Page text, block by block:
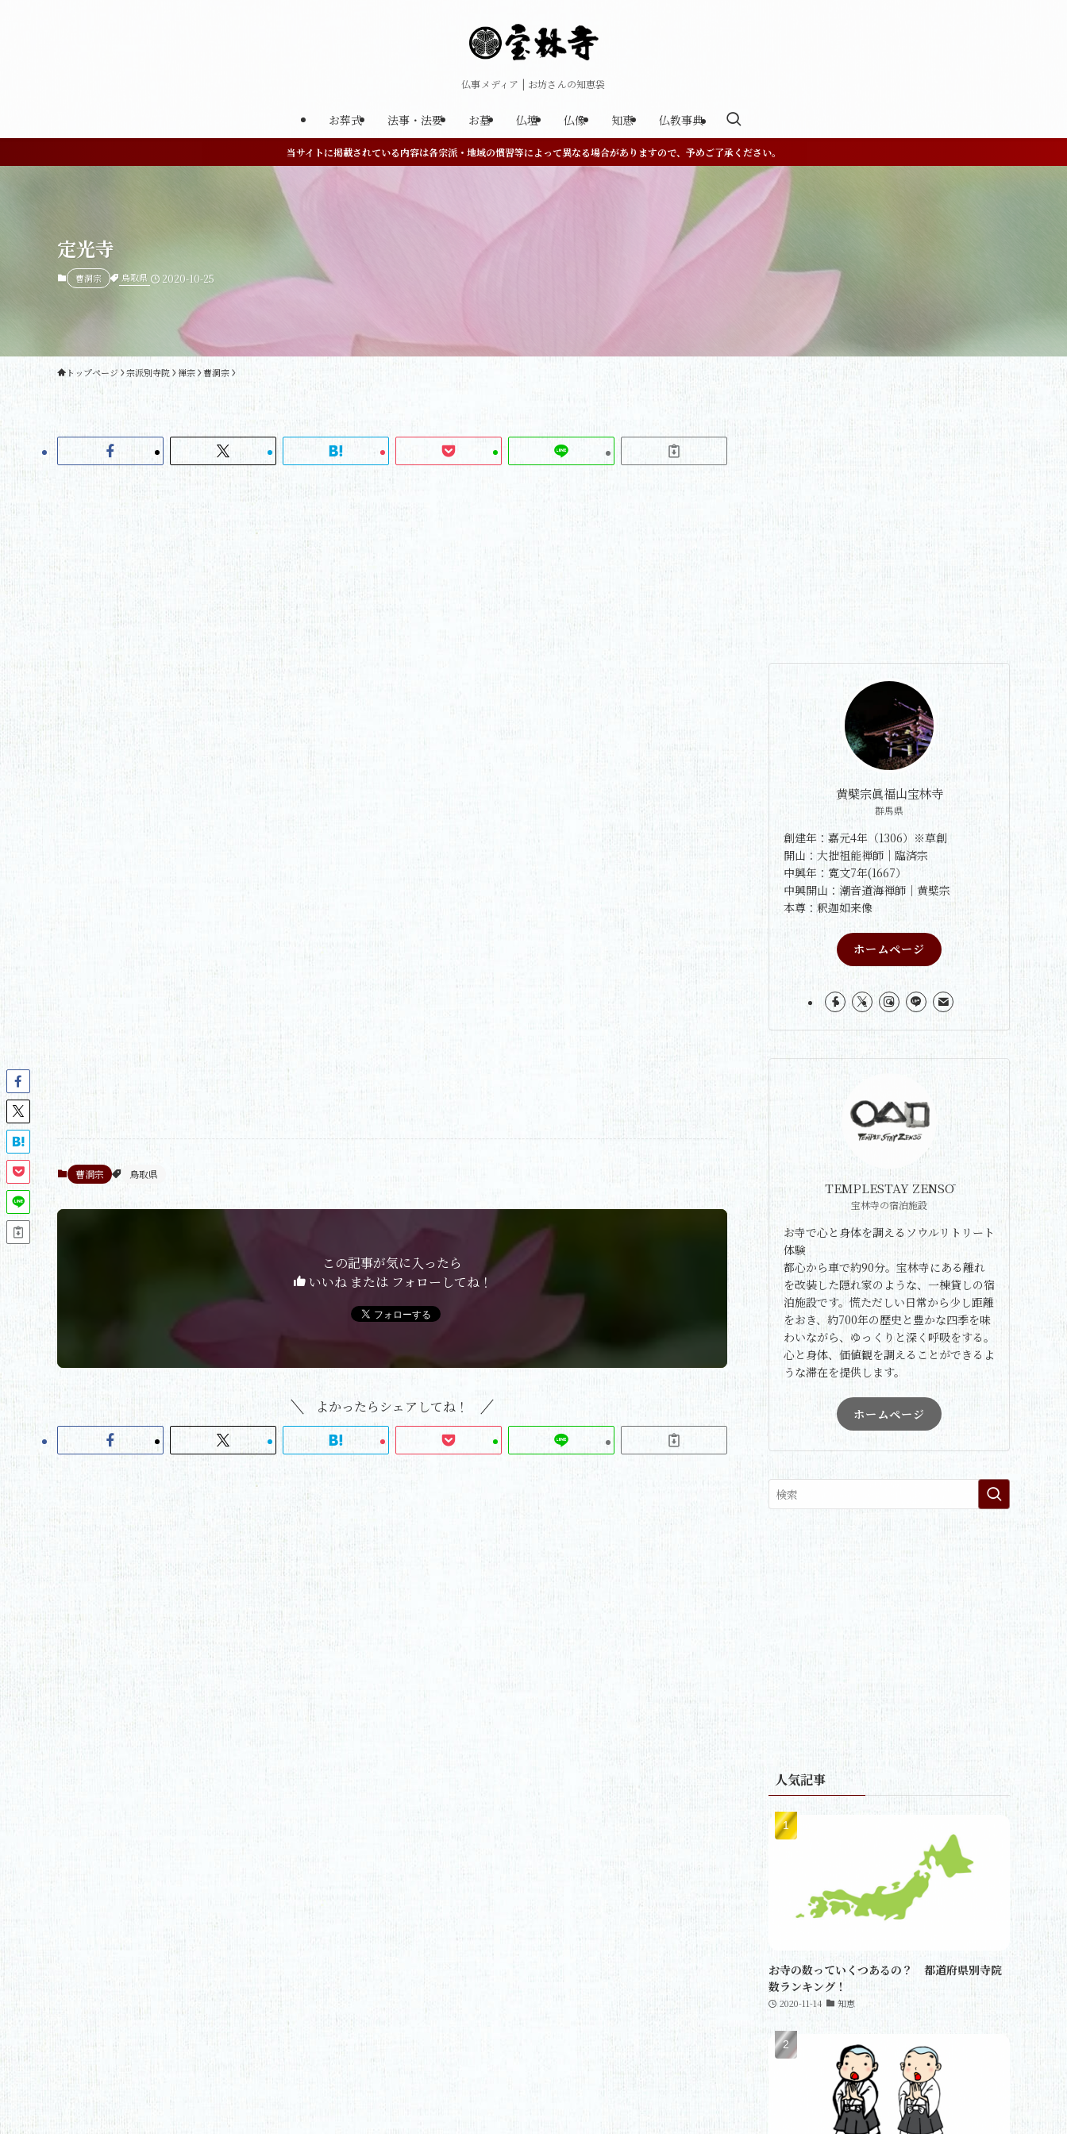
仏事メディア | お坊さんの知恵袋
お葬式 法事・法要 お墓 仏壇 仏像 知恵 仏教事典
当サイトに掲載されている内容は各宗派・地域の慣習等によって異なる場合がありますので、予めご了承ください。
定光寺
曹洞宗 鳥取県 2020-10-25
トップページ 宗派別寺院 禅宗 曹洞宗
曹洞宗 鳥取県
この記事が気に入ったら
いいね または フォローしてね！
よかったらシェアしてね！
黄檗宗眞福山宝林寺
群馬県
創建年：嘉元4年（1306）※草創
開山：大拙祖能禅師｜臨済宗
中興年：寛文7年(1667）
中興開山：潮音道海禅師｜黄檗宗
本尊：釈迦如来像
ホームページ
TEMPLESTAY ZENSŌ
宝林寺の宿泊施設
お寺で心と身体を調えるソウルリトリート
体験
都心から車で約90分。宝林寺にある離れ
を改装した隠れ家のような、一棟貸しの宿
泊施設です。慌ただしい日常から少し距離
をおき、約700年の歴史と豊かな四季を味
わいながら、ゆっくりと深く呼吸をする。
心と身体、価値観を調えることができるよ
うな滞在を提供します。
ホームページ
人気記事
お寺の数っていくつあるの？ 都道府県別寺院
数ランキング！
2020-11-14 知恵